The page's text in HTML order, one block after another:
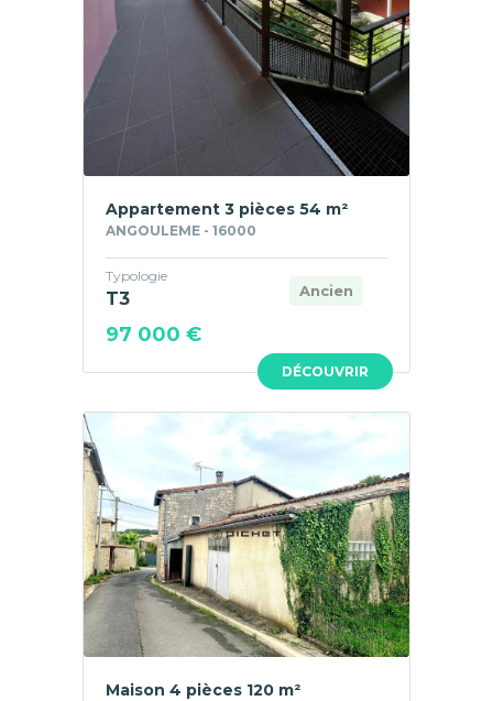
DÉCOUVRIR
Appartement 3 pièces 54 m²
ANGOULEME - 16000
Ancien
Typologie
T3
97 000 €
Maison 4 pièces 120 m²